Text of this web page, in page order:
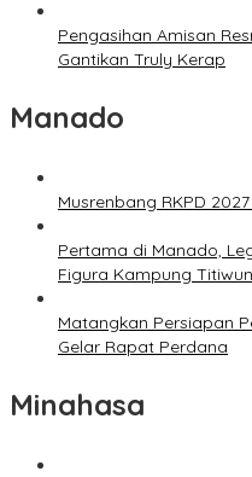
Pengasihan Amisan
Gantikan Truly Kerap
Manado
Musrenbang RKPD
Pertama di Manado,
Figura Kampung
Matangkan Persiapan
Gelar Rapat Perdana
Minahasa